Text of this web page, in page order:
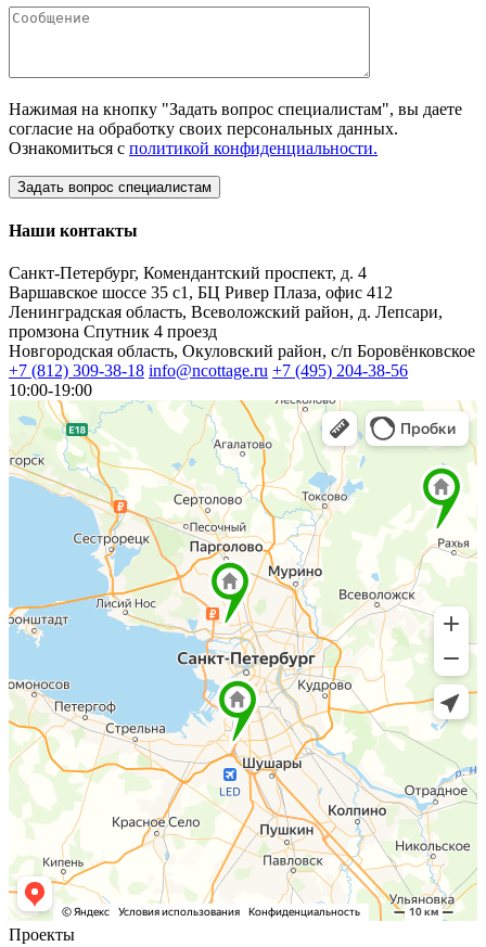
Нажимая на кнопку "Задать вопрос специалистам", вы даете
согласие на обработку своих персональных данных.
Ознакомиться с политикой конфиденциальности.
Наши контакты
Санкт-Петербург, Комендантский проспект, д. 4
Варшавское шоссе 35 с1, БЦ Ривер Плаза, офис 412
Ленинградская область, Всеволожский район, д. Лепсари,
промзона Спутник 4 проезд
Новгородская область, Окуловский район, с/п Боровёнковское
+7 (812) 309-38-18 info@ncottage.ru +7 (495) 204-38-56
10:00-19:00
Проекты